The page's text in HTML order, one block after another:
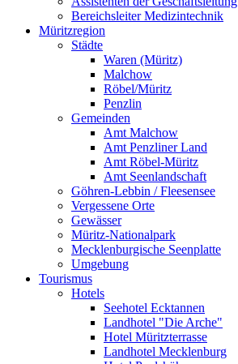
Bereichsleiter Medizintechnik
Müritzregion
Städte
Waren (Müritz)
Malchow
Röbel/Müritz
Penzlin
Gemeinden
Amt Malchow
Amt Penzliner Land
Amt Röbel-Müritz
Amt Seenlandschaft
Göhren-Lebbin / Fleesensee
Vergessene Orte
Gewässer
Müritz-Nationalpark
Mecklenburgische Seenplatte
Umgebung
Tourismus
Hotels
Seehotel Ecktannen
Landhotel "Die Arche"
Hotel Müritzterrasse
Landhotel Mecklenburg